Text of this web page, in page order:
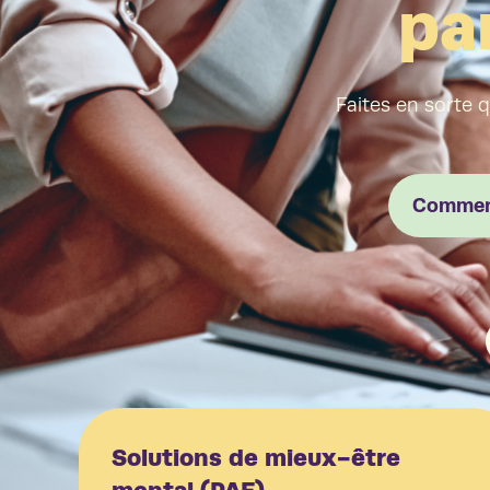
votre
Faites en sorte
Solutions de mieux-être